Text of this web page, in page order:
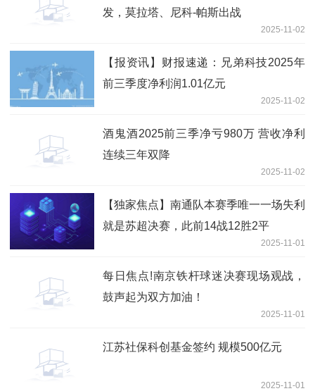
发，莫拉塔、尼科-帕斯出战
2025-11-02
【报资讯】财报速递：兄弟科技2025年
前三季度净利润1.01亿元
2025-11-02
酒鬼酒2025前三季净亏980万 营收净利
连续三年双降
2025-11-02
【独家焦点】南通队本赛季唯一一场失利
就是苏超决赛，此前14战12胜2平
2025-11-01
每日焦点!南京铁杆球迷决赛现场观战，
鼓声起为双方加油！
2025-11-01
江苏社保科创基金签约 规模500亿元
2025-11-01